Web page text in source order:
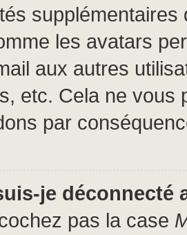
les avatars
aux autres
etc. Cela ne
par
je déconnecté
pas la case